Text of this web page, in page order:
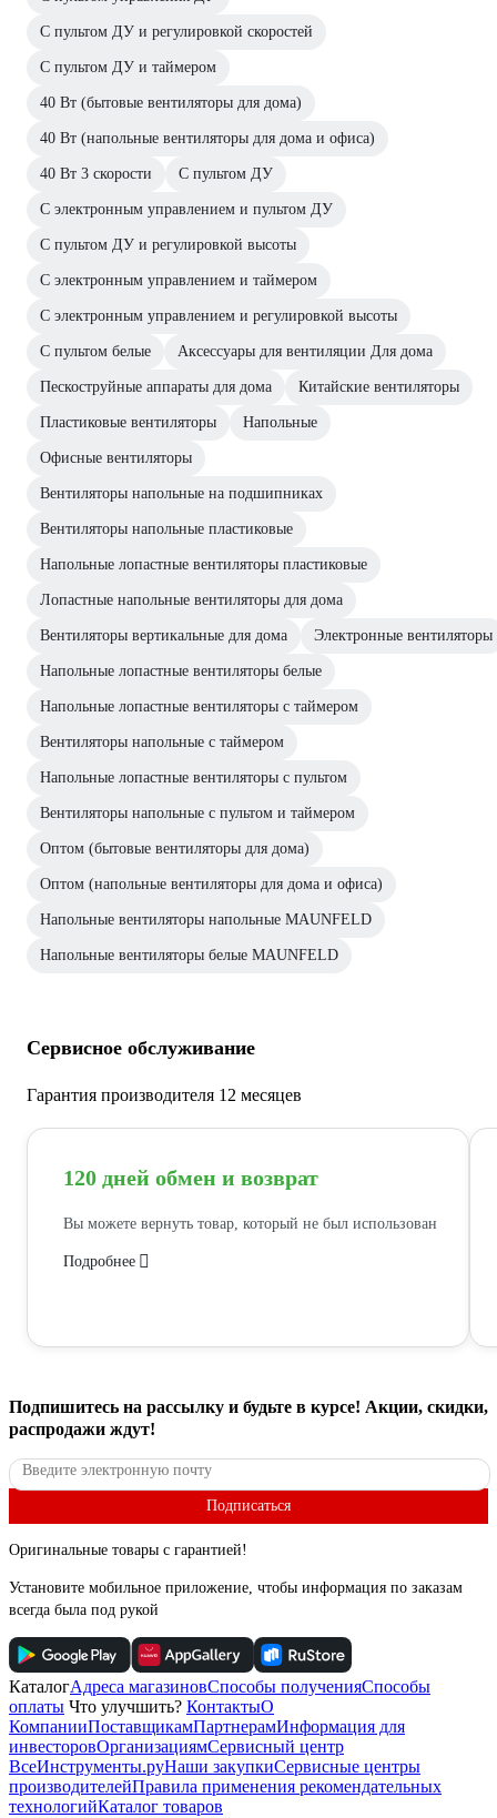
С пультом ДУ и регулировкой скоростей
С пультом ДУ и таймером
40 Вт (бытовые вентиляторы для дома)
40 Вт (напольные вентиляторы для дома и офиса)
40 Вт 3 скорости С пультом ДУ
С электронным управлением и пультом ДУ
С пультом ДУ и регулировкой высоты
С электронным управлением и таймером
С электронным управлением и регулировкой высоты
С пультом белые Аксессуары для вентиляции Для дома
Пескоструйные аппараты для дома Китайские вентиляторы
Пластиковые вентиляторы Напольные
Офисные вентиляторы
Вентиляторы напольные на подшипниках
Вентиляторы напольные пластиковые
Напольные лопастные вентиляторы пластиковые
Лопастные напольные вентиляторы для дома
Вентиляторы вертикальные для дома Электронные вентиляторы
Напольные лопастные вентиляторы белые
Напольные лопастные вентиляторы с таймером
Вентиляторы напольные с таймером
Напольные лопастные вентиляторы с пультом
Вентиляторы напольные с пультом и таймером
Оптом (бытовые вентиляторы для дома)
Оптом (напольные вентиляторы для дома и офиса)
Напольные вентиляторы напольные MAUNFELD
Напольные вентиляторы белые MAUNFELD
Сервисное обслуживание
Гарантия производителя 12 месяцев
120 дней обмен и возврат
Вы можете вернуть товар, который не был использован
Подробнее
Подпишитесь на рассылку и будьте в курсе! Акции, скидки,
распродажи ждут!
Подписаться
Оригинальные товары с гарантией!
Установите мобильное приложение, чтобы информация по заказам
всегда была под рукой
КаталогАдреса магазиновСпособы полученияСпособы
оплаты Что улучшить? КонтактыО
КомпанииПоставщикамПартнерамИнформация для
инвесторовОрганизациямСервисный центр
ВсеИнструменты.руНаши закупкиСервисные центры
производителейПравила применения рекомендательных
технологийКаталог товаров